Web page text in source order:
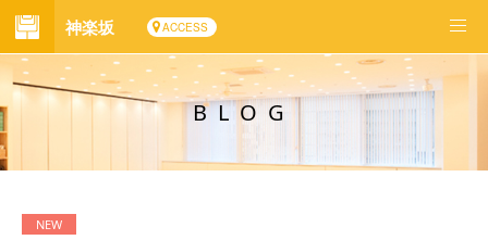
神楽坂 ACCESS
BLOG